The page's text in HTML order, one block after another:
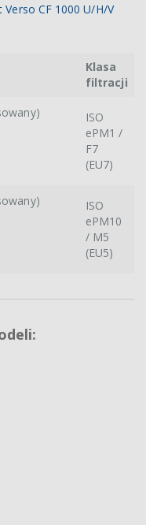
CF 1000 U/H/V
Klasa
filtracji
ISO
ePM1 /
F7
(EU7)
ISO
ePM10
/ M5
(EU5)